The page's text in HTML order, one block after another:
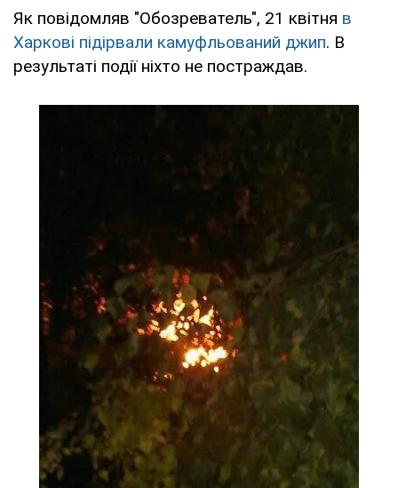
Як повідомляв "Обозреватель", 21 квітня в
Харкові підірвали камуфльований джип. В
результаті події ніхто не постраждав.